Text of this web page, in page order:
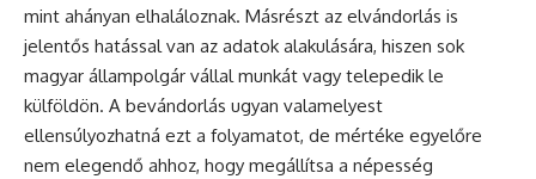
mint ahányan elhaláloznak. Másrészt az elvándorlás is
jelentős hatással van az adatok alakulására, hiszen sok
magyar állampolgár vállal munkát vagy telepedik le
külföldön. A bevándorlás ugyan valamelyest
ellensúlyozhatná ezt a folyamatot, de mértéke egyelőre
nem elegendő ahhoz, hogy megállítsa a népesség